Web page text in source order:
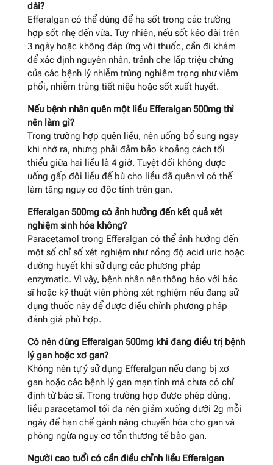
dài?
Efferalgan có thể dùng để hạ sốt trong các trường
hợp sốt nhẹ đến vừa. Tuy nhiên, nếu sốt kéo dài trên
3 ngày hoặc không đáp ứng với thuốc, cần đi khám
để xác định nguyên nhân, tránh che lấp triệu chứng
của các bệnh lý nhiễm trùng nghiêm trọng như viêm
phổi, nhiễm trùng tiết niệu hoặc sốt xuất huyết.
Nếu bệnh nhân quên một liều Efferalgan 500mg thì
nên làm gì?
Trong trường hợp quên liều, nên uống bổ sung ngay
khi nhớ ra, nhưng phải đảm bảo khoảng cách tối
thiểu giữa hai liều là 4 giờ. Tuyệt đối không được
uống gấp đôi liều để bù cho liều đã quên vì có thể
làm tăng nguy cơ độc tính trên gan.
Efferalgan 500mg có ảnh hưởng đến kết quả xét
nghiệm sinh hóa không?
Paracetamol trong Efferalgan có thể ảnh hưởng đến
một số chỉ số xét nghiệm như nồng độ acid uric hoặc
đường huyết khi sử dụng các phương pháp
enzymatic. Vì vậy, bệnh nhân nên thông báo với bác
sĩ hoặc kỹ thuật viên phòng xét nghiệm nếu đang sử
dụng thuốc này để được điều chỉnh phương pháp
đánh giá phù hợp.
Có nên dùng Efferalgan 500mg khi đang điều trị bệnh
lý gan hoặc xơ gan?
Không nên tự ý sử dụng Efferalgan nếu đang bị xơ
gan hoặc các bệnh lý gan mạn tính mà chưa có chỉ
định từ bác sĩ. Trong trường hợp được phép dùng,
liều paracetamol tối đa nên giảm xuống dưới 2g mỗi
ngày để hạn chế gánh nặng chuyển hóa cho gan và
phòng ngừa nguy cơ tổn thương tế bào gan.
Người cao tuổi có cần điều chỉnh liều Efferalgan